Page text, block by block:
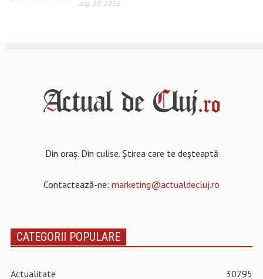
aug. 10, 2026
Din oraș. Din culise. Știrea care te deșteaptă
Contactează-ne: marketing@actualdecluj.ro
CATEGORII POPULARE
Actualitate 30795